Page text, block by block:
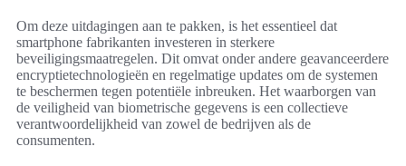
Om deze uitdagingen aan te pakken, is het essentieel dat
smartphone fabrikanten investeren in sterkere
beveiligingsmaatregelen. Dit omvat onder andere geavanceerdere
encryptietechnologieën en regelmatige updates om de systemen
te beschermen tegen potentiële inbreuken. Het waarborgen van
de veiligheid van biometrische gegevens is een collectieve
verantwoordelijkheid van zowel de bedrijven als de
consumenten.